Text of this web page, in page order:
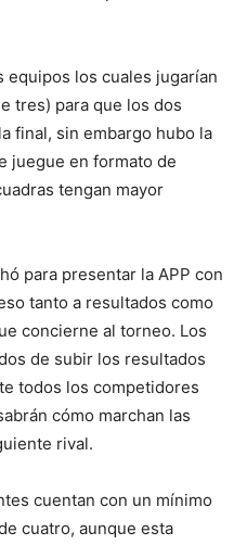
equipos los cuales jugarían
tres) para que los dos
final, sin embargo hubo la
juegue en formato de
tengan mayor
para presentar la APP con
tanto a resultados como
concierne al torneo. Los
de subir los resultados
todos los competidores
cómo marchan las
rival.
cuentan con un mínimo
cuatro, aunque esta